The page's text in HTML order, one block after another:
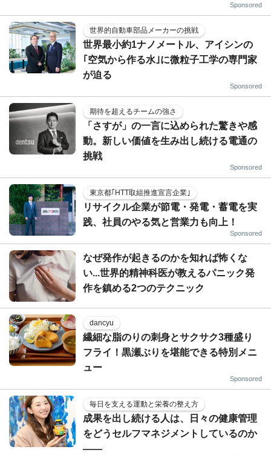
Sponsored
世界的自動車部品メーカーの挑戦
世界最小約1ナノメートル、アイシンの
｢空気から作る水｣に微粒子工学の専門家
が迫る
Sponsored
期待を超えるチームの強さ
「さすが」の一言に込められた驚きや感
動。新しい価値を生み出し続ける電通の
挑戦
Sponsored
東京都｢HTT取組推進宣言企業｣
リサイクル企業が節電・発電・蓄電を実
践、社員のやる気と営業力も向上！
Sponsored
なぜ発作が起きるのかを知れば怖くな
い...世界的精神科医が教えるパニック発
作を鎮める2つのテクニック
dancyu
繊細な脂のりの刺身とサクサク3種盛り
フライ！黒瀬ぶりを堪能できる特別メニ
ュー
Sponsored
毎日を支える運動と栄養の整え方
成果を出し続ける人は、日々の健康管理
をどうセルフマネジメントしているのか
——